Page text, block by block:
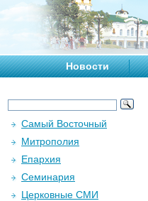
Новости
Самый Восточный
Митрополия
Епархия
Семинария
Церковные СМИ